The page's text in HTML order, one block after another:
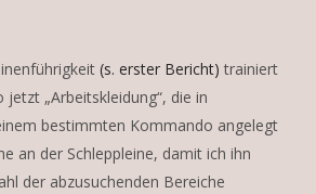
(s. erster Bericht) trainiert
„Arbeitskleidung“, die in
bestimmten Kommando angelegt
an der Schleppleine, damit ich ihn
der abzusuchenden Bereiche